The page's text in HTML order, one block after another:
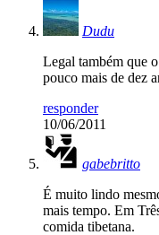
Dudu
Legal também que
pouco mais de dez
responder
10/06/2011
gabebritto
É muito lindo
mais tempo. Em
comida tibetana.